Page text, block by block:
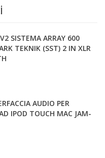
SISTEMA ARRAY 600
TEKNIK (SST) 2 IN XLR
AUDIO PER
IPOD TOUCH MAC JAM-